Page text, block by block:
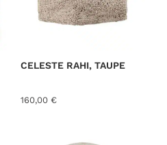
CELESTE RAHI, TAUPE
160,00 €